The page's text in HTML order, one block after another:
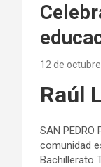
12 de
Raúl
SAN PEDRO
comunidad
Bachillerato